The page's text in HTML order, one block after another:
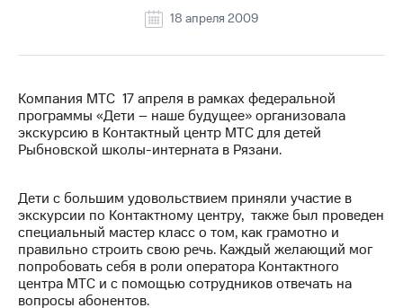
информация
Контакты
Медиа-центр
Пресс-
релизы
МТС
о технологиях
Достижения
Интервью
18 апреля 2009
Компания МТС 17 апреля в рамках федеральной
программы «Дети – наше будущее» организовала
экскурсию в Контактный центр МТС для детей
Рыбновской школы-интерната в Рязани.
Дети с большим удовольствием приняли участие в
экскурсии по Контактному центру, также был проведен
специальный мастер класс о том, как грамотно и
правильно строить свою речь. Каждый желающий мог
попробовать себя в роли оператора Контактного
центра МТС и с помощью сотрудников отвечать на
вопросы абонентов.